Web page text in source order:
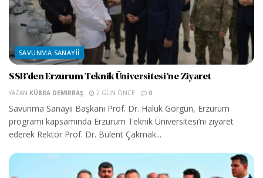
SAVUNMA SANAYII
SSB’den Erzurum Teknik Üniversitesi’ne Ziyaret
YAZAN KÜBRA DEMIRBAŞ 2 GÜN ÖNCE 0
Savunma Sanayii Başkanı Prof. Dr. Haluk Görgün, Erzurum
programı kapsamında Erzurum Teknik Üniversitesi’ni ziyaret
ederek Rektör Prof. Dr. Bülent Çakmak...